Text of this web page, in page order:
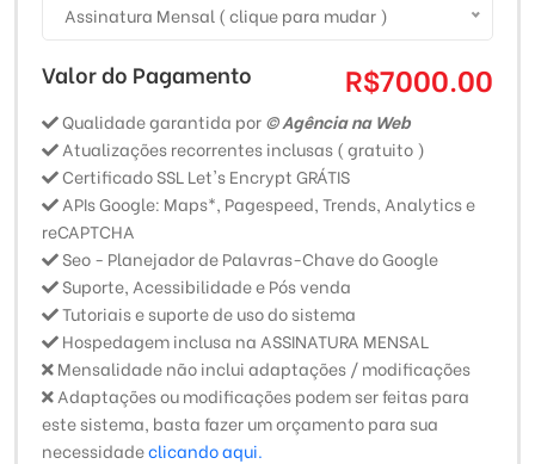
Assinatura Mensal ( clique para mudar )
Valor do Pagamento R$7000.00
Qualidade garantida por© Agência na Web
Atualizações recorrentes inclusas ( gratuito )
Certificado SSL Let's Encrypt GRÁTIS
APIs Google: Maps*, Pagespeed, Trends, Analytics e
reCAPTCHA
Seo - Planejador de Palavras-Chave do Google
Suporte, Acessibilidade e Pós venda
Tutoriais e suporte de uso do sistema
Hospedagem inclusa na ASSINATURA MENSAL
Mensalidade não inclui adaptações / modificações
Adaptações ou modificações podem ser feitas para
este sistema, basta fazer um orçamento para sua
necessidadeclicando aqui.